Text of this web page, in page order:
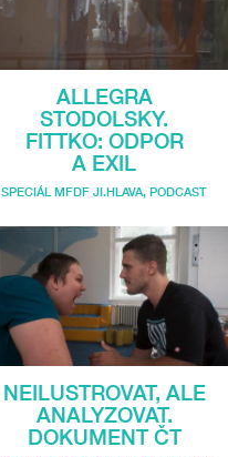
ALLEGRA
STODOLSKY.
FITTKO: ODPOR
A EXIL
SPECIÁL MFDF JI.HLAVA, PODCAST
NEILUSTROVAT, ALE
ANALYZOVAT.
DOKUMENT ČT